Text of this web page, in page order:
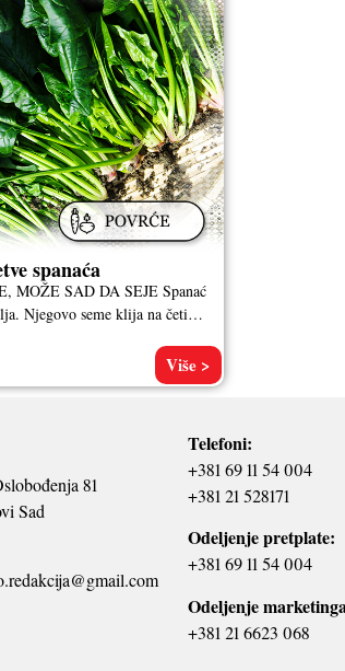
spanaća
MOŽE SAD DA SEJE Spanać
Njegovo seme klija na četiri
Više >
81
Sad
Telefoni:
+381 69 11 54 004
+381 21 528171
Odeljenje pretplate:
+381 69 11 54 004
Odeljenje
+381 21 6623 068